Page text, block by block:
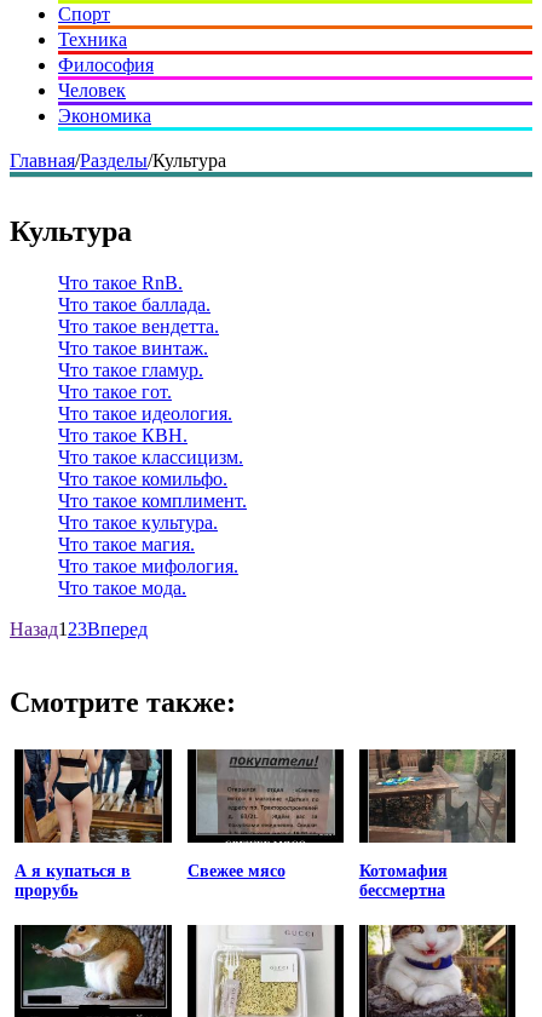
Спорт
Техника
Философия
Человек
Экономика
Главная/Разделы/Культура
Культура
Что такое RnB.
Что такое баллада.
Что такое вендетта.
Что такое винтаж.
Что такое гламур.
Что такое гот.
Что такое идеология.
Что такое КВН.
Что такое классицизм.
Что такое комильфо.
Что такое комплимент.
Что такое культура.
Что такое магия.
Что такое мифология.
Что такое мода.
Назад1 23Вперед
Смотрите также:
А я купаться в
прорубь
Свежее мясо
Котомафия
бессмертна